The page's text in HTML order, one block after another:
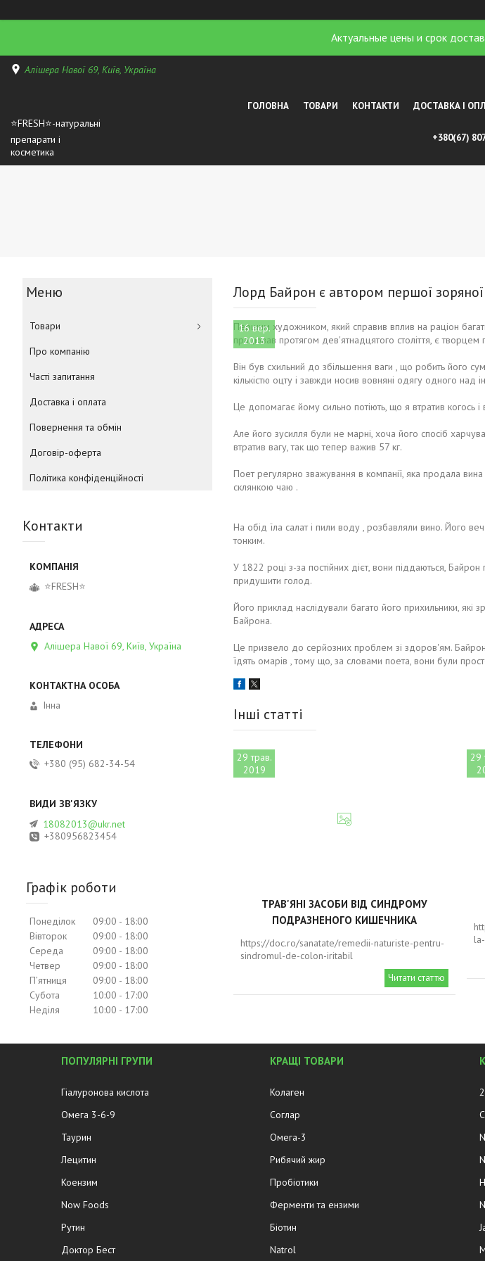
Актуальные цены и срок
Алішера Навої 69, Київ, Україна
⭐FRESH⭐-натуральні
препарати і
косметика
ГОЛОВНА ТОВАРИ КОНТАКТИ ДОСТАВКА І
+380(67)
Лорд Байрон є автором першої зоряної
16 вер.
2013
Першим художником, який справив вплив на раціон
працював протягом дев'ятнадцятого століття, є творцем
Він був схильний до збільшення ваги , що робить його
кількістю оцту і завжди носив вовняні одягу одного над
Це допомагає йому сильно потіють, що я втратив
Але його зусилля були не марні, хоча його спосіб
втратив вагу, так що тепер важив 57 кг.
Поет регулярно зважування в компанії, яка продала
склянкою чаю .
На обід їла салат і пили воду , розбавляли вино. Його
тонким.
У 1822 році з-за постійних дієт, вони піддаються,
придушити голод.
Його приклад наслідували багато його прихильники, які
Байрона.
Це призвело до серйозних проблем зі здоров'ям.
їдять омарів , тому що, за словами поета, вони були
Інші статті
29 трав.
2019
ТРАВ'ЯНІ ЗАСОБИ ВІД СИНДРОМУ
ПОДРАЗНЕНОГО КИШЕЧНИКА
https://doc.ro/sanatate/remedii-naturiste-pentru-
sindromul-de-colon-iritabil
Читати статтю
29
Товари
Про компанію
Часті запитання
Доставка і оплата
Повернення та обмін
Договір-оферта
Політика конфіденційності
Контакти
⭐FRESH⭐
Алішера Навої 69, Київ, Україна
Інна
+380 (95) 682-34-54
18082013@ukr.net
+380956823454
Графік роботи
Понеділок 09:00
18:00
Вівторок
09:00
18:00
Середа
09:00
18:00
Четвер
09:00
18:00
Пʼятниця
09:00
18:00
Субота
10:00
17:00
Неділя
10:00 17:00
ПОПУЛЯРНІ ГРУПИ
Гіалуронова кислота
Омега 3-6-9
Таурин
Лецитин
Коензим
Now Foods
Рутин
Доктор Бест
КРАЩІ ТОВАРИ
Колаген
Соглар
Омега-3
Рибячий жир
Пробіотики
Ферменти та ензими
Біотин
Natrol